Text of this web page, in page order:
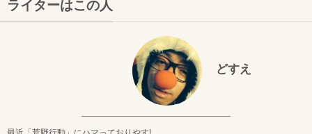
ライターはこの人
どすえ